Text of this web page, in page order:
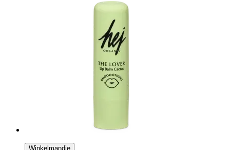
Winkelmandje